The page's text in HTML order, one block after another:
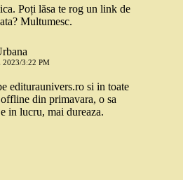
Poți lăsa te rog un link de
Multumesc.
3:22 PM
edituraunivers.ro si in toate
din primavara, o sa
in lucru, mai dureaza.